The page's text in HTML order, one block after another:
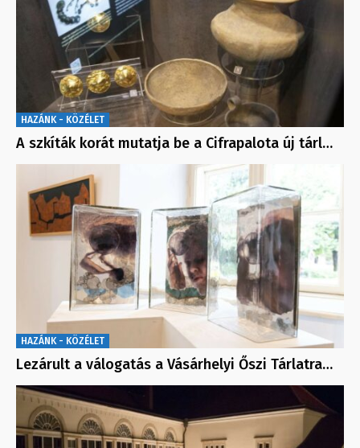
HAZÁNK - KÖZÉLET
A szkíták korát mutatja be a Cifrapalota új tárl…
HAZÁNK - KÖZÉLET
Lezárult a válogatás a Vásárhelyi Őszi Tárlatra…